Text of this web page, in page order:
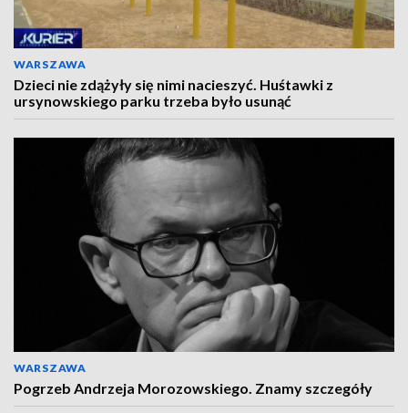
WARSZAWA
Dzieci nie zdążyły się nimi nacieszyć. Huśtawki z
ursynowskiego parku trzeba było usunąć
WARSZAWA
Pogrzeb Andrzeja Morozowskiego. Znamy szczegóły